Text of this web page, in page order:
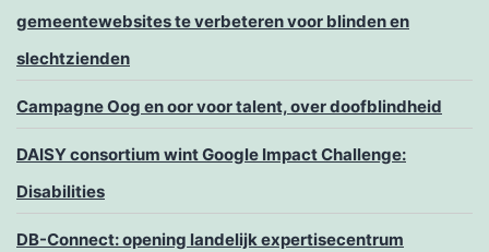
gemeentewebsites te verbeteren voor blinden en
slechtzienden
Campagne Oog en oor voor talent, over doofblindheid
DAISY consortium wint Google Impact Challenge:
Disabilities
DB-Connect: opening landelijk expertisecentrum